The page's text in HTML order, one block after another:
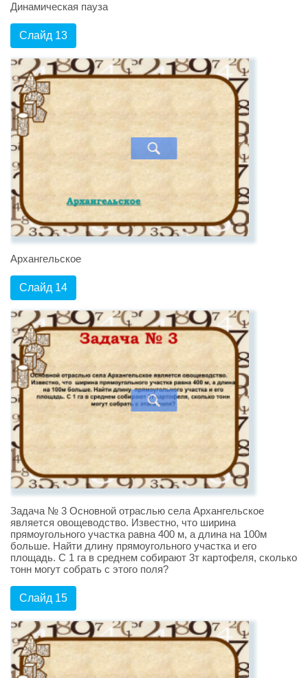
Динамическая пауза
Слайд 13
Архангельское
Слайд 14
Задача № 3 Основной отраслью села Архангельское
является овощеводство. Известно, что ширина
прямоугольного участка равна 400 м, а длина на 100м
больше. Найти длину прямоугольного участка и его
площадь. С 1 га в среднем собирают 3т картофеля, сколько
тонн могут собрать с этого поля?
Слайд 15